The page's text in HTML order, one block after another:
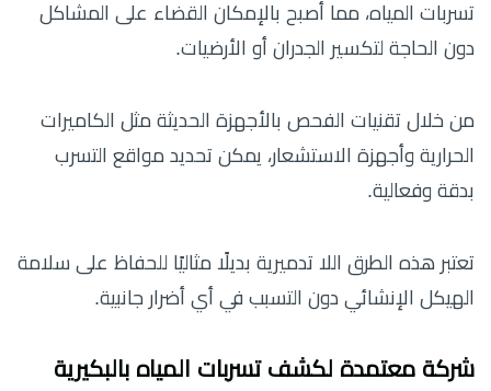
تسربات المياه، مما أصبح بالإمكان القضاء على المشاكل
دون الحاجة لتكسير الجدران أو الأرضيات.
من خلال تقنيات الفحص بالأجهزة الحديثة مثل الكاميرات
الحرارية وأجهزة الاستشعار، يمكن تحديد مواقع التسرب
بدقة وفعالية.
تعتبر هذه الطرق اللا تدميرية بديلًا مثاليًا للحفاظ على سلامة
الهيكل الإنشائي دون التسبب في أي أضرار جانبية.
شركة معتمدة لكشف تسربات المياه بالبكيرية